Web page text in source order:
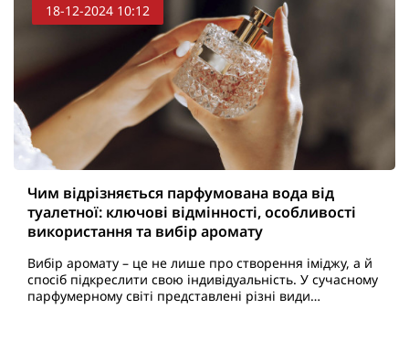
18-12-2024 10:12
Чим відрізняється парфумована вода від
туалетної: ключові відмінності, особливості
використання та вибір аромату
Вибір аромату – це не лише про створення іміджу, а й
спосіб підкреслити свою індивідуальність. У сучасному
парфумерному світі представлені різні види